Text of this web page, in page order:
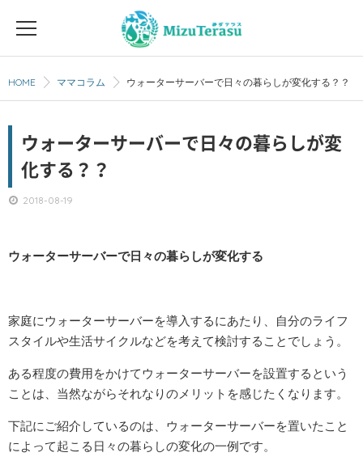
ホーム
商品について
お客様の声
お申込み
お問合せ
HOME ママコラム ウォーターサーバーで日々の暮らしが変化する？？
ウォーターサーバーで日々の暮らしが変
化する？？
2018-08-19
ウォーターサーバーで日々の暮らしが変化する
家庭にウォーターサーバーを導入するにあたり、自分のライフ
スタイルや生活サイクルなどを考えて検討することでしょう。
ある程度の費用をかけてウォーターサーバーを設置するという
ことは、当然ながらそれなりのメリットを感じたくなります。
下記にご紹介しているのは、ウォーターサーバーを置いたこと
によって起こる日々の暮らしの変化の一例です。